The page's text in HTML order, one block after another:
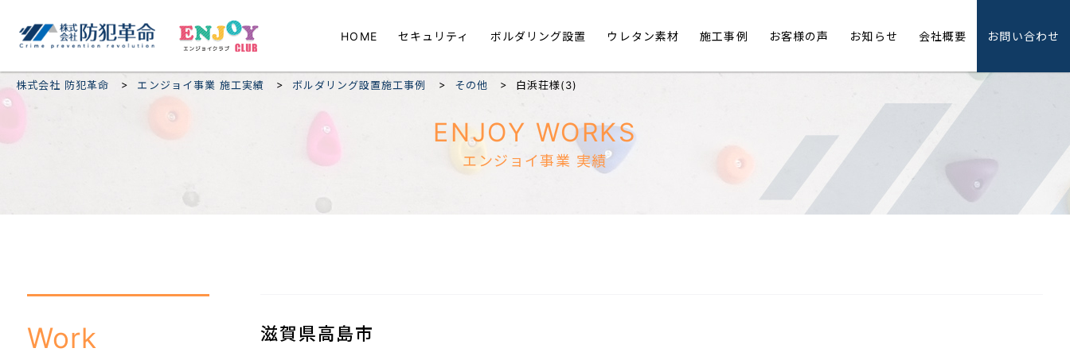
HOME セキュリティ ボルダリング設置 ウレタン素材 施工事例 お客様の声 お知らせ 会社概要 お問い合わせ
株式会社 防犯革命 > エンジョイ事業 施工実績 > ボルダリング設置施工事例 > その他 > 白浜荘様(3)
ENJOY WORKS
エンジョイ事業 実績
Work
滋賀県高島市